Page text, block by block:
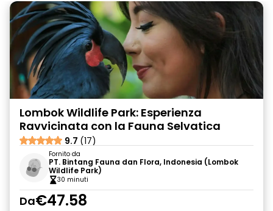
Lombok Wildlife Park: Esperienza
Ravvicinata con la Fauna Selvatica
9.7 (17)
Fornito da
PT. Bintang Fauna dan Flora, Indonesia (Lombok
Wildlife Park)
30 minuti
Da€47.58